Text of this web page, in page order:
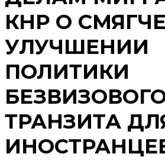
КНР О
УЛУЧШЕНИИ
ПОЛИТИКИ
ТРАНЗИТА